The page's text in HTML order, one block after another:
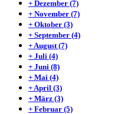
+ Dezember (7)
+ November (7)
+ Oktober (3)
+ September (4)
+ August (7)
+ Juli (4)
+ Juni (8)
+ Mai (4)
+ April (3)
+ März (3)
+ Februar (5)